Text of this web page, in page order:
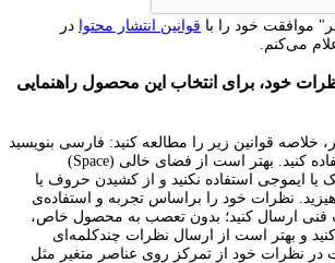
موافقت خود را با قوانین انتشار محتوا در
می‌کنم.
خود، برای انتخاب این محصول راهنمایی
خلاصه قوانین زیر را مطالعه کنید: فارسی بنویسید
و از کیبورد فارسی استفاده کنید. بهتر است از فضای خالی (Space)
ایموجی استفاده نکنید و از کشیدن حروف یا
نظرات خود را براساس تجربه و استفاده‌ی
فنی ارسال کنید؛ بدون تعصب به محصول خاص،
کنید و بهتر است از ارسال نظرات چندکلمه‌‌ای
در نظرات خود از تمرکز روی عناصر متغیر مثل